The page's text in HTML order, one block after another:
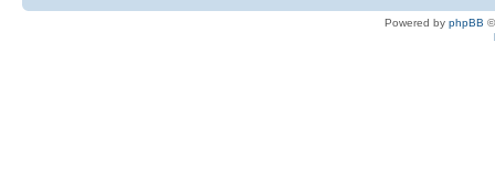
Powered by phpBB